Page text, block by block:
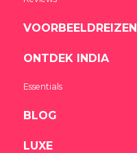
VOORBEELDREIZEN
ONTDEK INDIA
Essentials
BLOG
LUXE